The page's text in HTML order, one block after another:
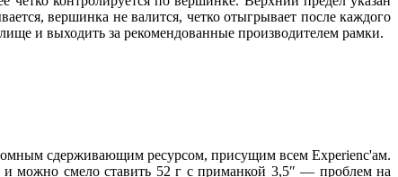
вершинка не валится, четко отыгрывает после каждого
и выходить за рекомендованные производителем рамки.
сдерживающим ресурсом, присущим всем Experienc'ам.
можно смело ставить 52 г с приманкой 3,5″ — проблем на